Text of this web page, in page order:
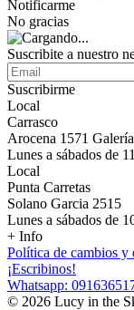
Notificarme
No gracias
Suscribite a nuestro
Suscribirme
Local
Carrasco
Arocena 1571
Lunes a sábados de
Local
Punta Carretas
Solano Garcia 2515
Lunes a sábados de
+ Info
Política de cambios y
¡Escribinos!
Whatsapp:
© 2026 Lucy in the